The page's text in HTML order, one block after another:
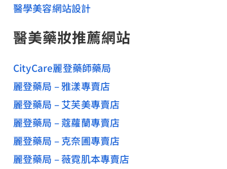
醫學美容網站設計
醫美藥妝推薦網站
CityCare麗登藥師藥局
麗登藥局 – 雅漾專賣店
麗登藥局 – 艾芙美專賣店
麗登藥局 – 蔻蘿蘭專賣店
麗登藥局 – 克奈圃專賣店
麗登藥局 – 薇霓肌本專賣店